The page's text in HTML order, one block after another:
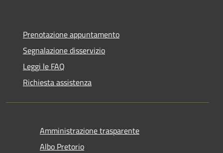
Prenotazione appuntamento
Segnalazione disservizio
Leggi le FAQ
Richiesta assistenza
Amministrazione trasparente
Albo Pretorio